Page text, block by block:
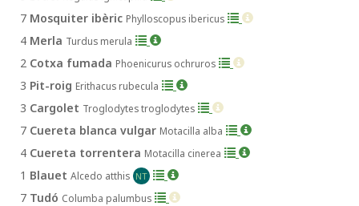
7 Mosquiter ibèric Phylloscopus ibericus
4 Merla Turdus merula
2 Cotxa fumada Phoenicurus ochruros
3 Pit-roig Erithacus rubecula
3 Cargolet Troglodytes troglodytes
7 Cuereta blanca vulgar Motacilla alba
4 Cuereta torrentera Motacilla cinerea
1 Blauet Alcedo atthis NT
7 Tudó Columba palumbus